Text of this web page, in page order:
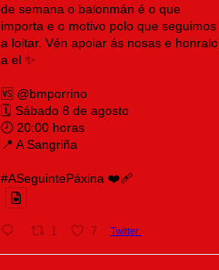
de semana o balonmán é o que
importa e o motivo polo que seguimos
a loitar. Vén apoiar ás nosas e honralo
a el ✨
🆚 @bmporrino
🗓️ Sábado 8 de agosto
🕗 20:00 horas
📍 A Sangriña
#ASeguintePáxina ❤️‍🩹
1 7 Twitter